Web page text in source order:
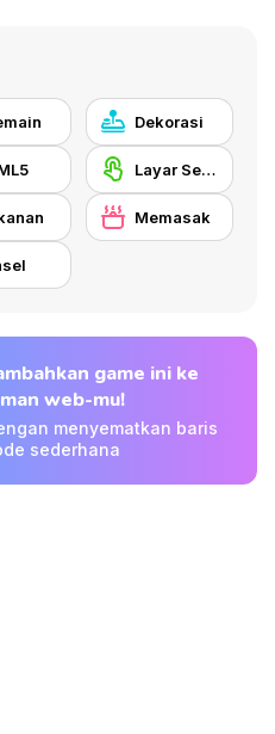
Dekorasi
Layar Sentuh
Memasak
game ini ke
web-mu!
menyematkan baris
sederhana